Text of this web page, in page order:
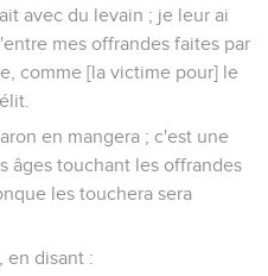
avec du levain ; je leur ai
mes offrandes faites par
comme [la victime pour] le
en mangera ; c'est une
âges touchant les offrandes
les touchera sera
en disant :